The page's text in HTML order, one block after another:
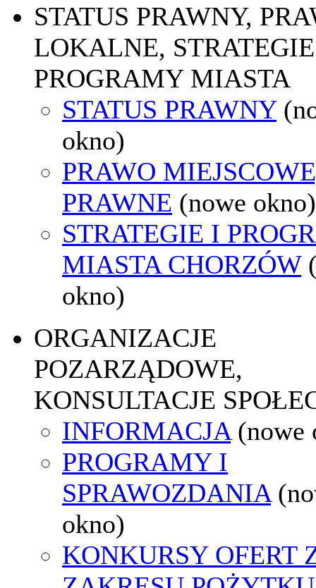
STATUS PRAWNY,
LOKALNE,
PROGRAMY MIASTA
STATUS PRAWNY
okno)
PRAWO
PRAWNE (nowe okno)
STRATEGIE I
MIASTA CHORZÓW
okno)
ORGANIZACJE
POZARZĄDOWE,
KONSULTACJE
INFORMACJA (nowe
PROGRAMY I
SPRAWOZDANIA
okno)
KONKURSY OFERT